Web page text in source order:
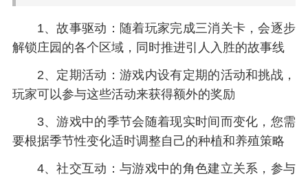
1、故事驱动：随着玩家完成三消关卡，会逐步
解锁庄园的各个区域，同时推进引人入胜的故事线
2、定期活动：游戏内设有定期的活动和挑战，
玩家可以参与这些活动来获得额外的奖励
3、游戏中的季节会随着现实时间而变化，您需
要根据季节性变化适时调整自己的种植和养殖策略
4、社交互动：与游戏中的角色建立关系，参与